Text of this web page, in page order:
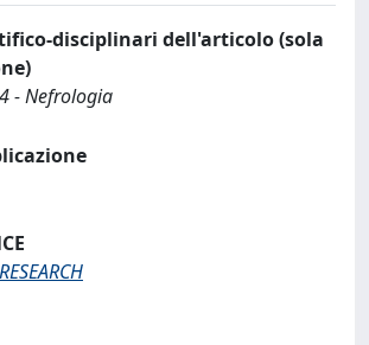
disciplinari dell'articolo (sola
- Nefrologia